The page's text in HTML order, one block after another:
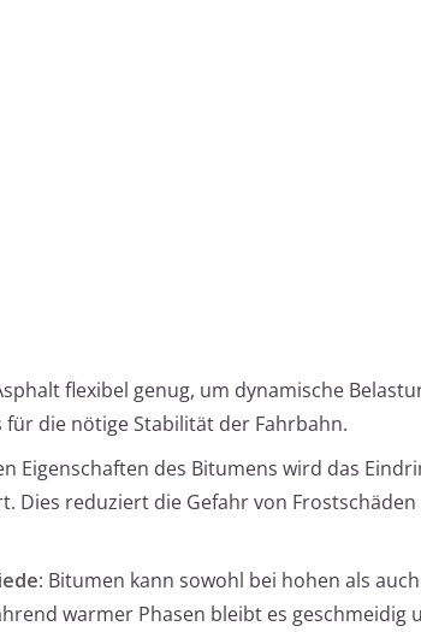
flexibel genug, um dynamische
die nötige Stabilität der Fahrbahn.
Eigenschaften des Bitumens wird das
Dies reduziert die Gefahr von Frostschäden
: Bitumen kann sowohl bei hohen als
warmer Phasen bleibt es geschmeidig